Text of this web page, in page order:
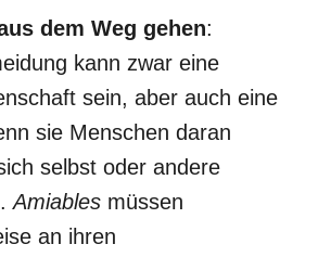
dem Weg gehen:
kann zwar eine
sein, aber auch eine
sie Menschen daran
selbst oder andere
Amiables müssen
an ihren